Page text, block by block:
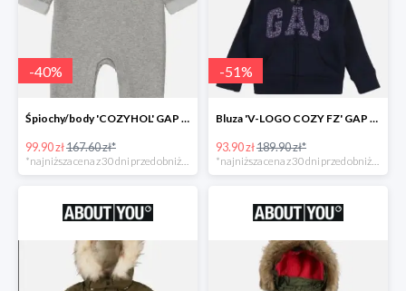
-40%
Śpiochy/body 'COZYHOL' GAP - 40%
99.90 zł167.60 zł*
-51%
Bluza 'V-LOGO COZY FZ' GAP -51%
93.90 zł189.90 zł*